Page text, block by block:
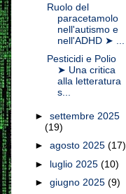
Ruolo del
paracetamolo
nell'autismo e
nell'ADHD ➤ ...
Pesticidi e Polio
➤ Una critica
alla letteratura
s...
► settembre 2025
(19)
► agosto 2025 (17)
► luglio 2025 (10)
► giugno 2025 (9)